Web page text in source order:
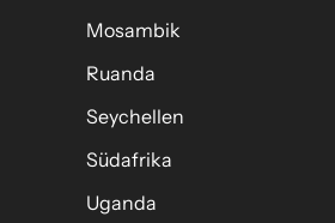
Mosambik
Ruanda
Seychellen
Südafrika
Uganda